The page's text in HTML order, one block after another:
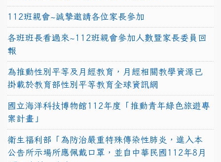
112班親會~誠摯邀請各位家長參加
各班班長看過來~112班親會參加人數暨家長委員回
報
為推動性別平等及月經教育，月經相關教學資源已
掛載於教育部性別平等教育全球資訊網
國立海洋科技博物館112年度「推動青年綠色旅遊專
案計畫」
衛生福利部「為防治嚴重特殊傳染性肺炎，進入本
公告所示場所應佩戴口罩，並自中華民國112年8月